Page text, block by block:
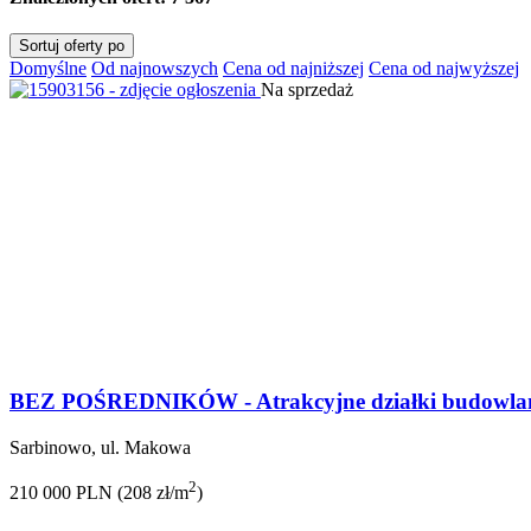
Sortuj oferty po
Domyślne Od najnowszych Cena od najniższej Cena od najwyższej
Na sprzedaż
BEZ POŚREDNIKÓW - Atrakcyjne działki
Sarbinowo, ul. Makowa
210 000 PLN (208 zł/m2)